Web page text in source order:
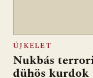
ÚJKELET
Nukbás
dühös kurdok